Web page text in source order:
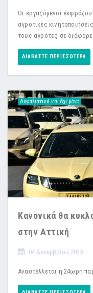
Οι εργαζόμενοι
αγροτικές
τους αγρότες σε
ΔΙΑΒΆΣΤΕ ΠΕΡΙΣΣΌΤΕΡΑ
Ασφαλιστικά και όχι μόνο
Κανονικά θα
στην Αττική
04 Δεκεμβρίου 2025
Αναστέλλεται η 24ωρη